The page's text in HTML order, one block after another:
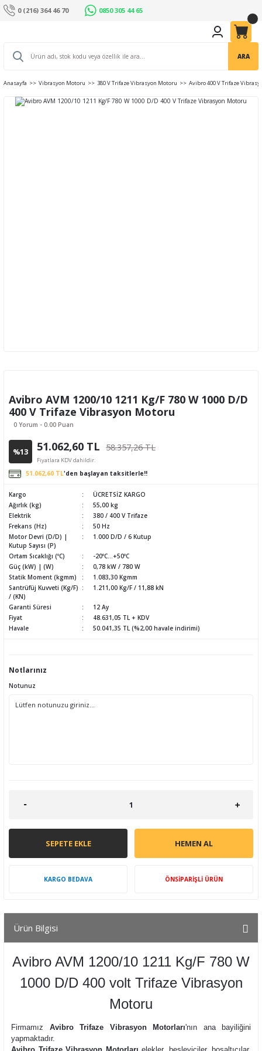
0 (216) 364 46 70 0850 305 44 65
ARA
Anasayfa Vibrasyon Motoru 380 V Trifaze Vibrasyon Motoru Avibro 400 V Trifaze
Avibro AVM 1200/10 1211 Kg/F 780 W 1000 D/D
400 V Trifaze Vibrasyon Motoru
0 Yorum - 0.00 Puan
%13 51.062,60 TL 58.357,26 TL
Fiyatlara KDV dahildir.
51.062,60 TL'den başlayan taksitlerle!!
Kargo
ÜCRETSİZ KARGO
Ağırlık (kg)
55,00 kg
Elektrik
380 / 400 V Trifaze
Frekans (Hz)
50 Hz
Motor Devri (D/D) |
Kutup Sayısı (P)
1.000 D/D / 6 Kutup
Ortam Sıcaklığı (ºC)
-20ºC...+50ºC
Güç (kW) | (W)
0,78 kW / 780 W
Statik Moment (kgmm)
1.083,30 Kgmm
Santrüfüj Kuvveti (Kg/F)
/ (KN)
1.211,00 Kg/F / 11,88 kN
Garanti Süresi
12 Ay
Fiyat
48.631,05 TL + KDV
Havale
50.041,35 TL (%2,00 havale indirimi)
Notlarınız
Notunuz
SEPETE EKLE HEMEN AL
KARGO BEDAVA ÖNSİPARİŞLİ ÜRÜN
Ürün Bilgisi
Avibro AVM 1200/10 1211 Kg/F 780 W
1000 D/D 400 volt Trifaze Vibrasyon
Motoru
Firmamız Avibro Trifaze Vibrasyon Motorları'nın ana bayiliğini
yapmaktadır.